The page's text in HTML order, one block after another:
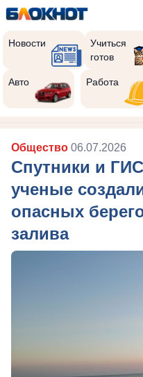
Новости
Учиться
готов
Авто Работа
Общество 06.07.2026
Спутники и
ученые
опасных
залива